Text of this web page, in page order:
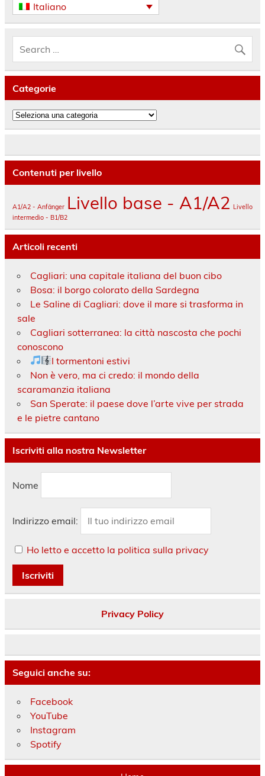
Italiano
Categorie
Categorie
Contenuti per livello
A1/A2 - Anfänger Livello base - A1/A2 Livello
intermedio - B1/B2
Articoli recenti
Cagliari: una capitale italiana del buon cibo
Bosa: il borgo colorato della Sardegna
Le Saline di Cagliari: dove il mare si trasforma in
sale
Cagliari sotterranea: la città nascosta che pochi
conoscono
I tormentoni estivi
Non è vero, ma ci credo: il mondo della
scaramanzia italiana
San Sperate: il paese dove l’arte vive per strada
e le pietre cantano
Iscriviti alla nostra Newsletter
Nome
Indirizzo email:
Ho letto e accetto la politica sulla privacy
Privacy Policy
Seguici anche su:
Facebook
YouTube
Instagram
Spotify